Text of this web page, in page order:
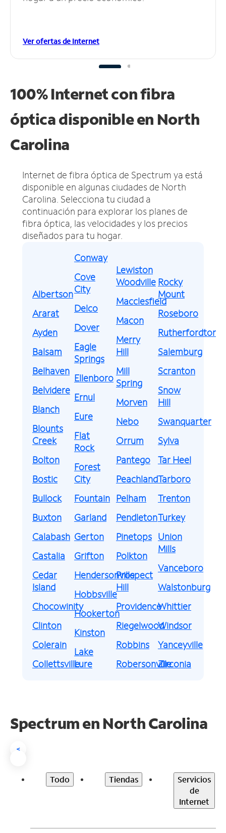
Ver ofertas de Internet
100% Internet con fibra
óptica disponible en North
Carolina
Internet de fibra óptica de Spectrum ya está
disponible en algunas ciudades de North
Carolina. Selecciona tu ciudad a
continuación para explorar los planes de
fibra óptica, las velocidades y los precios
diseñados para tu hogar.
Albertson
Ararat
Ayden
Balsam
Belhaven
Belvidere
Blanch
Blounts
Creek
Bolton
Bostic
Bullock
Buxton
Calabash
Castalia
Cedar
Island
Chocowinity
Clinton
Colerain
Collettsville
Conway
Cove
City
Delco
Dover
Eagle
Springs
Ellenboro
Ernul
Eure
Flat
Rock
Forest
City
Fountain
Garland
Gerton
Grifton
Hendersonville
Hobbsville
Hookerton
Kinston
Lake
Lure
Lewiston
Woodville
Macclesfield
Macon
Merry
Hill
Mill
Spring
Morven
Nebo
Orrum
Pantego
Peachland
Pelham
Pendleton
Pinetops
Polkton
Prospect
Hill
Providence
Riegelwood
Robbins
Robersonville
Rocky
Mount
Roseboro
Rutherfordton
Salemburg
Scranton
Snow
Hill
Swanquarter
Sylva
Tar Heel
Tarboro
Trenton
Turkey
Union
Mills
Vanceboro
Walstonburg
Whittier
Windsor
Yanceyville
Zirconia
Spectrum en North Carolina
<
Todo Tiendas
Servicios
de
Internet